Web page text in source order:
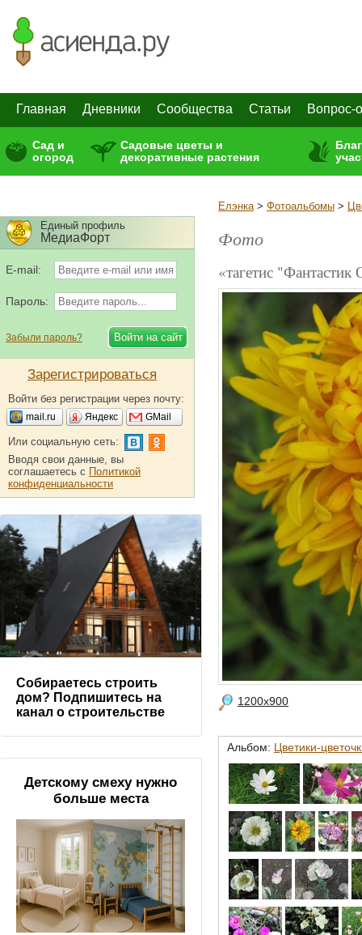
Главная Дневники Сообщества Статьи Вопрос-
Сад и
огород
Садовые цветы и
декоративные растения
Елэнка> Фотоальбомы >
Фото
«тагетис
1200x900
Альбом: Цветики-
Единый профиль
МедиаФорт
E-mail:
Пароль:
Забыли пароль?
Зарегистрироваться
Войти без регистрации через почту:
mail.ru Яндекс GMail
Или социальную сеть:
Вводя свои данные, вы
соглашаетесь с Политикой
конфиденциальности
Собираетесь строить
дом? Подпишитесь на
канал о строительстве
Детскому смеху нужно
больше места